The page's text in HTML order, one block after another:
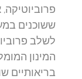
פרוביוטיקה,
ששוכנים
לשלב
המינון
בריאותיים